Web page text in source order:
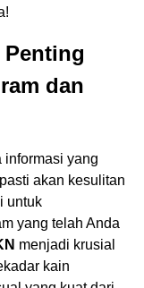
Penting
dan
informasi yang
akan kesulitan
untuk
yang telah Anda
menjadi krusial
kain